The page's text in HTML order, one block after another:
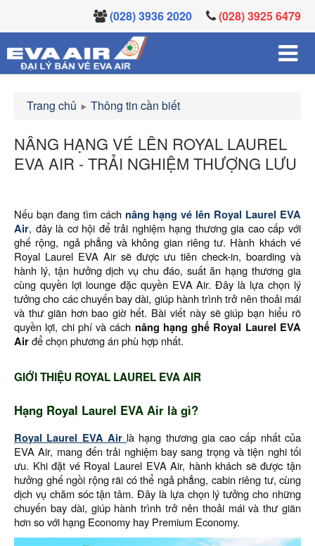
(028) 3936 2020 (028) 3925 6479
Trang chủ Thông tin cần biết
NÂNG HẠNG VÉ LÊN ROYAL LAUREL
EVA AIR - TRẢI NGHIỆM THƯỢNG LƯU
Nếu bạn đang tìm cách nâng hạng vé lên Royal Laurel EVA
Air, đây là cơ hội để trải nghiệm hạng thương gia cao cấp với
ghế rộng, ngả phẳng và không gian riêng tư. Hành khách vé
Royal Laurel EVA Air sẽ được ưu tiên check-in, boarding và
hành lý, tận hưởng dịch vụ chu đáo, suất ăn hạng thương gia
cùng quyền lợi lounge đặc quyền EVA Air. Đây là lựa chọn lý
tưởng cho các chuyến bay dài, giúp hành trình trở nên thoải mái
và thư giãn hơn bao giờ hết. Bài viết này sẽ giúp bạn hiểu rõ
quyền lợi, chi phí và cách nâng hạng ghế Royal Laurel EVA
Airđể chọn phương án phù hợp nhất.
GIỚI THIỆU ROYAL LAUREL EVA AIR
Hạng Royal Laurel EVA Air là gì?
Royal Laurel EVA Air là hạng thương gia cao cấp nhất của
EVA Air, mang đến trải nghiệm bay sang trọng và tiện nghi tối
ưu. Khi đặt vé Royal Laurel EVA Air, hành khách sẽ được tận
hưởng ghế ngồi rộng rãi có thể ngả phẳng, cabin riêng tư, cùng
dịch vụ chăm sóc tận tâm. Đây là lựa chọn lý tưởng cho những
chuyến bay dài, giúp hành trình trở nên thoải mái và thư giãn
hơn so với hạng Economy hay Premium Economy.